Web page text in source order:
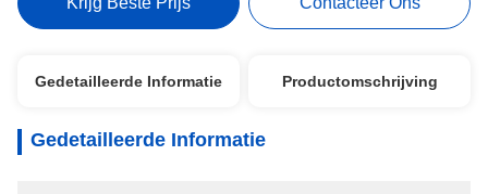
Gedetailleerde Informatie Productomschrijving
Gedetailleerde Informatie